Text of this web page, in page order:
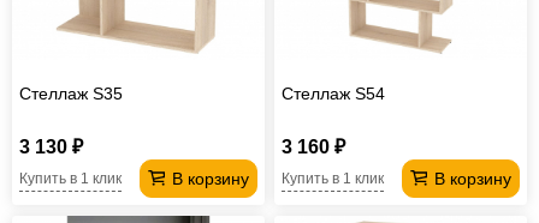
Стеллаж S35
3 130 ₽
В корзину
Купить в 1 клик
Стеллаж S54
3 160 ₽
В корзину
Купить в 1 клик